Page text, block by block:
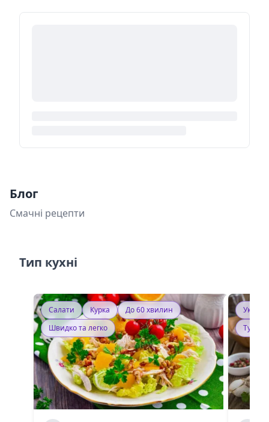
Блог
Смачні рецепти
Тип кухні
Салати Курка
До 60 хвилин
Швидко та легко